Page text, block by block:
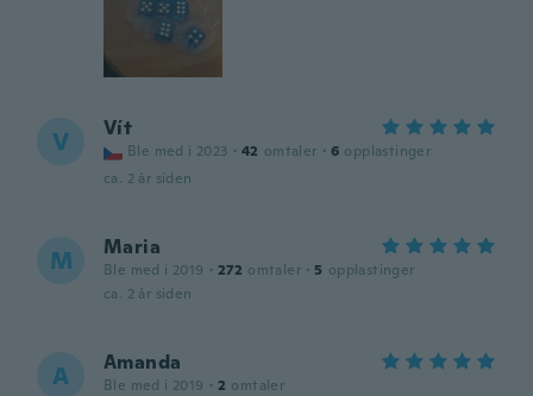
V Vít
Ble med i 2023 · 42 omtaler · 6 opplastinger
ca. 2 år siden
M Maria
Ble med i 2019 · 272 omtaler · 5 opplastinger
ca. 2 år siden
A Amanda
Ble med i 2019 · 2 omtaler